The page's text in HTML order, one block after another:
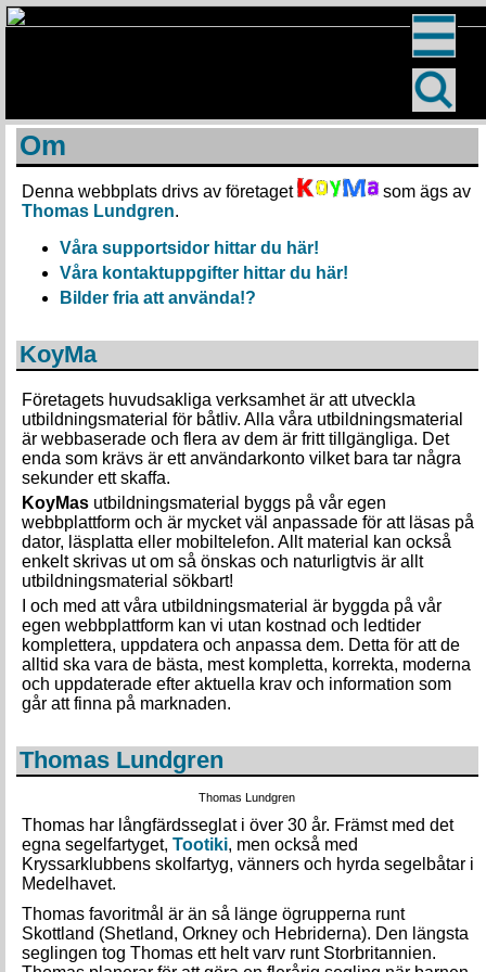
Om
Denna webbplats drivs av företaget
som ägs av
Thomas Lundgren.
Våra supportsidor hittar du här!
Våra kontaktuppgifter hittar du här!
Bilder fria att använda!?
KoyMa
Företagets huvudsakliga verksamhet är att utveckla
utbildningsmaterial för båtliv. Alla våra utbildningsmaterial
är webbaserade och flera av dem är fritt tillgängliga. Det
enda som krävs är ett användarkonto vilket bara tar några
sekunder ett skaffa.
KoyMas utbildningsmaterial byggs på vår egen
webbplattform och är mycket väl anpassade för att läsas på
dator, läsplatta eller mobiltelefon. Allt material kan också
enkelt skrivas ut om så önskas och naturligtvis är allt
utbildningsmaterial sökbart!
I och med att våra utbildningsmaterial är byggda på vår
egen webbplattform kan vi utan kostnad och ledtider
komplettera, uppdatera och anpassa dem. Detta för att de
alltid ska vara de bästa, mest kompletta, korrekta, moderna
och uppdaterade efter aktuella krav och information som
går att finna på marknaden.
Thomas Lundgren
Thomas Lundgren
Thomas har långfärdsseglat i över 30 år. Främst med det
egna segelfartyget, Tootiki, men också med
Kryssarklubbens skolfartyg, vänners och hyrda segelbåtar i
Medelhavet.
Thomas favoritmål är än så länge ögrupperna runt
Skottland (Shetland, Orkney och Hebriderna). Den längsta
seglingen tog Thomas ett helt varv runt Storbritannien.